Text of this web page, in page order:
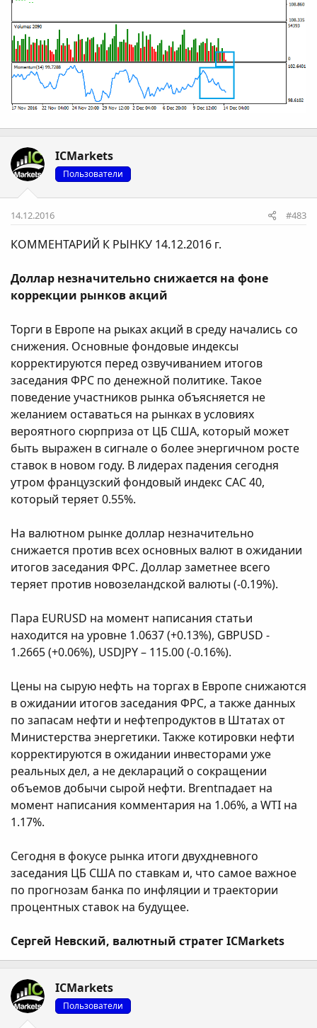
ICMarkets
Пользователи
14.12.2016 #483
КОММЕНТАРИЙ К РЫНКУ 14.12.2016 г.
Доллар незначительно снижается на фоне
коррекции рынков акций
Торги в Европе на рыках акций в среду начались со
снижения. Основные фондовые индексы
корректируются перед озвучиванием итогов
заседания ФРС по денежной политике. Такое
поведение участников рынка объясняется не
желанием оставаться на рынках в условиях
вероятного сюрприза от ЦБ США, который может
быть выражен в сигнале о более энергичном росте
ставок в новом году. В лидерах падения сегодня
утром французский фондовый индекс САС 40,
который теряет 0.55%.
На валютном рынке доллар незначительно
снижается против всех основных валют в ожидании
итогов заседания ФРС. Доллар заметнее всего
теряет против новозеландской валюты (-0.19%).
Пара EURUSD на момент написания статьи
находится на уровне 1.0637 (+0.13%), GBPUSD -
1.2665 (+0.06%), USDJPY – 115.00 (-0.16%).
Цены на сырую нефть на торгах в Европе снижаются
в ожидании итогов заседания ФРС, а также данных
по запасам нефти и нефтепродуктов в Штатах от
Министерства энергетики. Также котировки нефти
корректируются в ожидании инвесторами уже
реальных дел, а не деклараций о сокращении
объемов добычи сырой нефти. Brentпадает на
момент написания комментария на 1.06%, а WTI на
1.17%.
Сегодня в фокусе рынка итоги двухдневного
заседания ЦБ США по ставкам и, что самое важное
по прогнозам банка по инфляции и траектории
процентных ставок на будущее.
Сергей Невский, валютный стратег ICMarkets
ICMarkets
Пользователи